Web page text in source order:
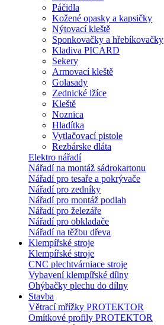
Páčidla
Kožené opasky a kapsičky
Nýtovací kleště
Sponkovačky a hřebíkovačky
Kladiva PICARD
Sekery
Armovací kleště
Golasady
Zednické lžíce
Kleště
Noznica
Hladítka
Vytlačovací pistole
Rezbárske dláta
Elektro nářadí
Nářadí na montáž sádrokartonu
Nářadí pro tesaře a pokrývače
Nářadí pro zedníky
Nářadí pro montáž podlah
Nářadí pro železáře
Nářadí pro obkladače
Nářadí na těžbu dřeva
Klempířské stroje
Klempířské stroje
CNC plechtvárniace stroje
Vybavení klempířské dílny
Ohýbačky plechu do dílny
Stavba
Větrací mřížky PROTEKTOR
Omítkové profily PROTEKTOR